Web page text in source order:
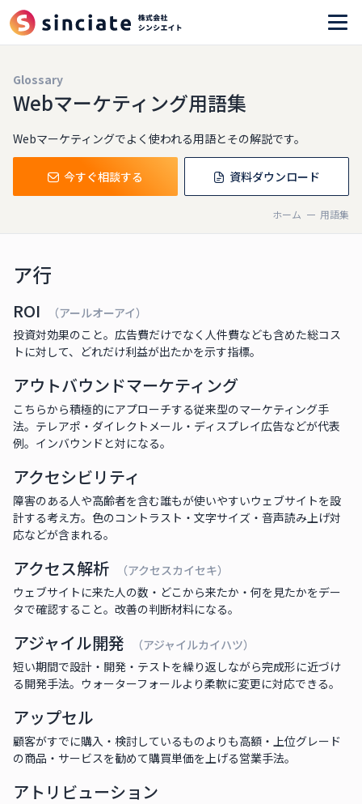
Glossary
Webマーケティング用語集
Webマーケティングでよく使われる用語とその解説です。
今すぐ相談する 資料ダウンロード
ホーム 用語集
ア行
ROI
（アールオーアイ）
投資対効果のこと。広告費だけでなく人件費なども含めた総コス
トに対して、どれだけ利益が出たかを示す指標。
アウトバウンドマーケティング
こちらから積極的にアプローチする従来型のマーケティング手
法。テレアポ・ダイレクトメール・ディスプレイ広告などが代表
例。インバウンドと対になる。
アクセシビリティ
障害のある人や高齢者を含む誰もが使いやすいウェブサイトを設
計する考え方。色のコントラスト・文字サイズ・音声読み上げ対
応などが含まれる。
アクセス解析
（アクセスカイセキ）
ウェブサイトに来た人の数・どこから来たか・何を見たかをデー
タで確認すること。改善の判断材料になる。
アジャイル開発
（アジャイルカイハツ）
短い期間で設計・開発・テストを繰り返しながら完成形に近づけ
る開発手法。ウォーターフォールより柔軟に変更に対応できる。
アップセル
顧客がすでに購入・検討しているものよりも高額・上位グレード
の商品・サービスを勧めて購買単価を上げる営業手法。
アトリビューション